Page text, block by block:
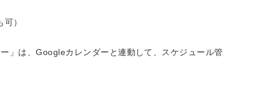
）
」は、Googleカレンダーと連動して、スケジュール管